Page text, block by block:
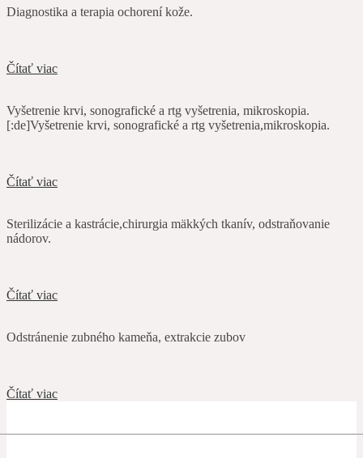
Diagnostika a terapia ochorení kože.
Čítať viac
Vyšetrenie krvi, sonografické a rtg vyšetrenia, mikroskopia.
[:de]Vyšetrenie krvi, sonografické a rtg vyšetrenia,mikroskopia.
Čítať viac
Sterilizácie a kastrácie,chirurgia mäkkých tkanív, odstraňovanie
nádorov.
Čítať viac
Odstránenie zubného kameňa, extrakcie zubov
Čítať viac